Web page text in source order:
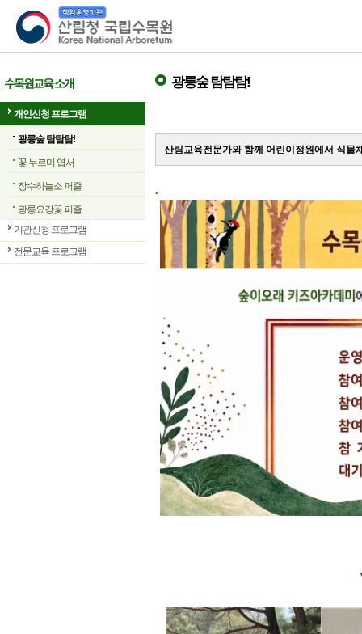
산림청 국립수목원
수목원교육 소개
개인신청 프로그램
광릉숲 탐탐탐!
꽃 누르미 엽서
장수하늘소 퍼즐
광릉요강꽃 퍼즐
기관신청 프로그램
전문교육 프로그램
광릉숲 탐탐탐!
산림교육전문가와 함께 어린이정원에서 식물
.